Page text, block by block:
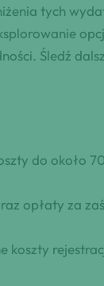
tych
Śledź
do około
opłaty za
koszty